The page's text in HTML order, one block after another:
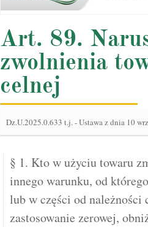
Art. 89.
zwolnienia
celnej
Dz.U.2025.0.633 t.j.-Ustawa z dnia 10
§ 1. Kto w użyciu towaru
innego warunku, od
lub w części od należności
zastosowanie zerowej,